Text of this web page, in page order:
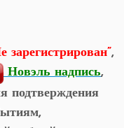
,
Новэль надпись,
подтверждения